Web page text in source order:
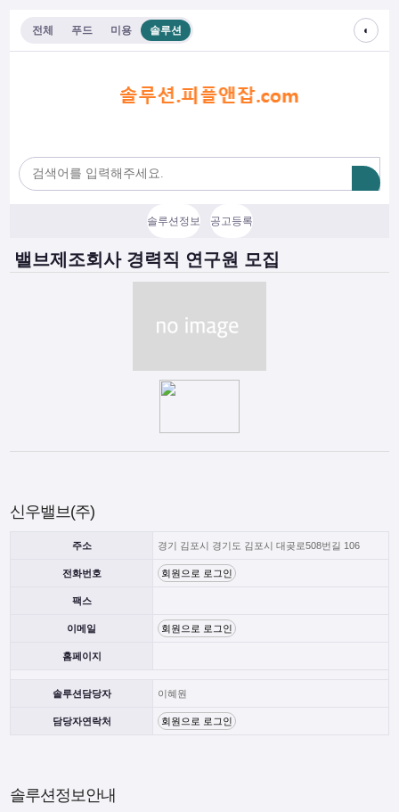
전체 푸드 미용 솔루션 ◐
솔루션정보 공고등록
밸브제조회사 경력직 연구원 모집
신우밸브(주)
주소 경기 김포시 경기도 김포시 대곶로508번길 106
전화번호 회원으로 로그인
팩스
이메일 회원으로 로그인
홈페이지
솔루션담당자 이혜원
담당자연락처 회원으로 로그인
솔루션정보안내